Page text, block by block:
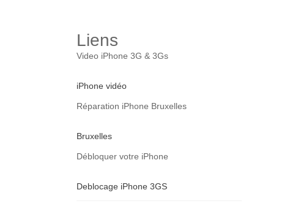
Liens
Video iPhone 3G & 3Gs
iPhone vidéo
Réparation iPhone Bruxelles
Bruxelles
Débloquer votre iPhone
Deblocage iPhone 3GS